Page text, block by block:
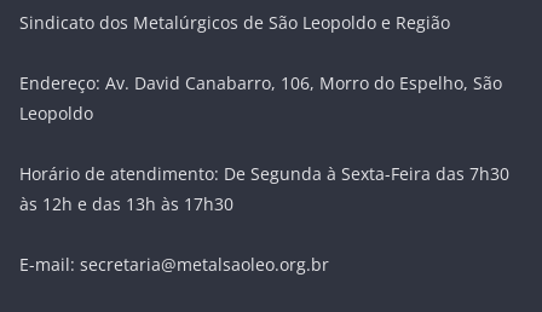
Sindicato dos Metalúrgicos de São Leopoldo e Região
Endereço: Av. David Canabarro, 106, Morro do Espelho, São
Leopoldo
Horário de atendimento: De Segunda à Sexta-Feira das 7h30
às 12h e das 13h às 17h30
E-mail: secretaria@metalsaoleo.org.br